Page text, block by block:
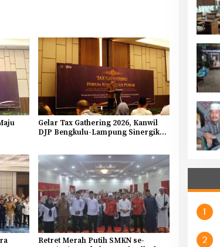
Gelar Tax Gathering 2026, Kanwil
DJP Bengkulu-Lampung Sinergikan
Retret Merah Putih SMKN se-
1
2